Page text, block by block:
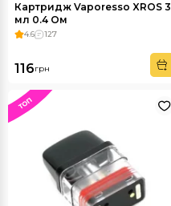
Картридж Vaporesso XROS 3
мл 0.4 Ом
4.6 127
116грн